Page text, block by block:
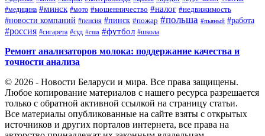
#медицина #минск #мото #мошенничество #налог #недвижимость
#новости компаний #пенсия #пинск #пожар #польша #пьяный #работа
#россия #сигарета #суд #сша #футбол #школа
Ремонт анализаторов молока: поддержание качества и
точности анализа
© 2026 - Новости Беларуси и мира. Все права защищены.
Любое копирование материалов с нашего ресурса разрешается
только с обратной активной ссылкой на страницу статьи.
Все материалы опубликованные на сайте взяты с открытых
источников и других порталов интернета, все права на